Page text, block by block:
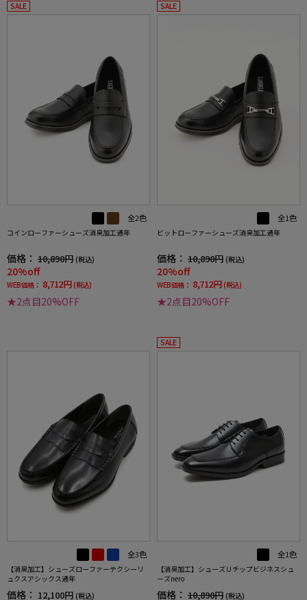
SALE
全2色
コインローファーシューズ消臭加工通年
価格： 10,890円 (税込)
20%off
WEB価格： 8,712円 (税込)
★2点目20%OFF
SALE
全1色
ビットローファーシューズ消臭加工通年
価格： 10,890円 (税込)
20%off
WEB価格： 8,712円 (税込)
★2点目20%OFF
全3色
【消臭加工】シューズローファーテクシーリ
ュクスアシックス通年
価格： 12,100円 (税込)
SALE
全1色
【消臭加工】シューズＵチップビジネスシュ
ーズnero
価格： 10,890円 (税込)